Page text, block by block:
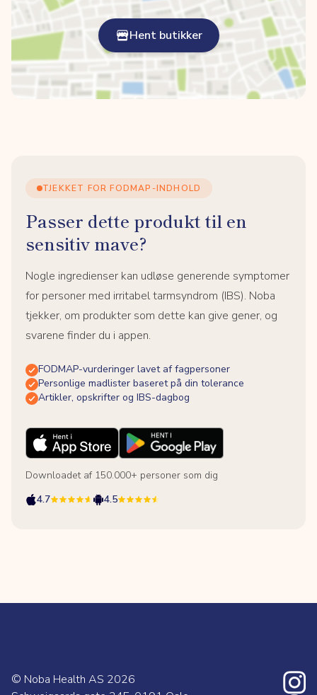
Hent butikker
TJEKKET FOR FODMAP-INDHOLD
Passer dette produkt til en
sensitiv mave?
Nogle ingredienser kan udløse generende symptomer
for personer med irritabel tarmsyndrom (IBS). Noba
tjekker, om produkter som dette kan give gener, og
svarene finder du i appen.
FODMAP-vurderinger lavet af fagpersoner
Personlige madlister baseret på din tolerance
Artikler, opskrifter og IBS-dagbog
Downloadet af 150.000+ personer som dig
4.7
4.5
© Noba Health AS 2026